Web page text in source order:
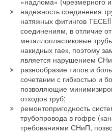
надежность соединения
натяжных фитингов
соединениям, в отличие
металлопластиковые
накидных гаек, поэтому
является нарушением
разнообразие типов и
сочетании с гибкостью и
позволяющие
отходов труб;
ремонтопригодность
трубопровода в гофре
требованиями СНиП,
Табл. 5.
муфт*
материала
Комментарии
В этой теме еще нет
Добавить комментарий
Ваше имя *